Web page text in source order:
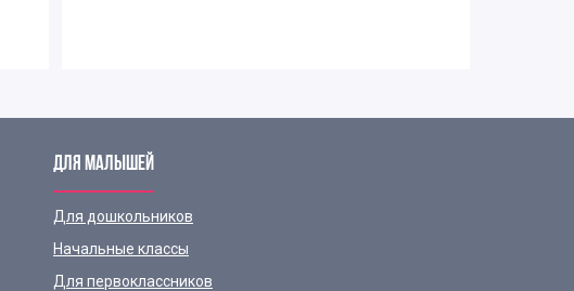
ДЛЯ МАЛЫШЕЙ
Для дошкольников
Начальные классы
Для первоклассников